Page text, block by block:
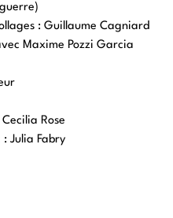
: Guillaume Cagniard
Maxime Pozzi Garcia
Rose
: Julia Fabry